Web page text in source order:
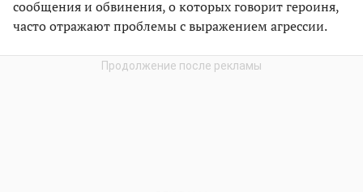
сообщения и обвинения, о которых говорит героиня,
часто отражают проблемы с выражением агрессии.